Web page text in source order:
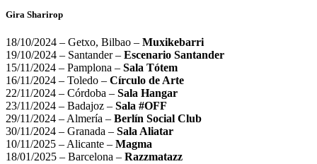
Gira Sharirop
18/10/2024 – Getxo, Bilbao – Muxikebarri
19/10/2024 – Santander – Escenario Santander
15/11/2024 – Pamplona – Sala Tótem
16/11/2024 – Toledo – Círculo de Arte
22/11/2024 – Córdoba – Sala Hangar
23/11/2024 – Badajoz – Sala #OFF
29/11/2024 – Almería – Berlín Social Club
30/11/2024 – Granada – Sala Aliatar
10/11/2025 – Alicante – Magma
18/01/2025 – Barcelona – Razzmatazz